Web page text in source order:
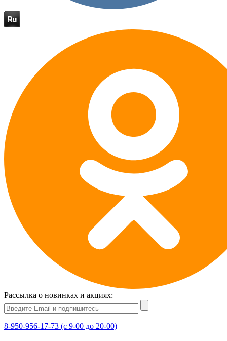
Рассылка о новинках и акциях:
8-950-956-17-73 (с 9-00 до 20-00)